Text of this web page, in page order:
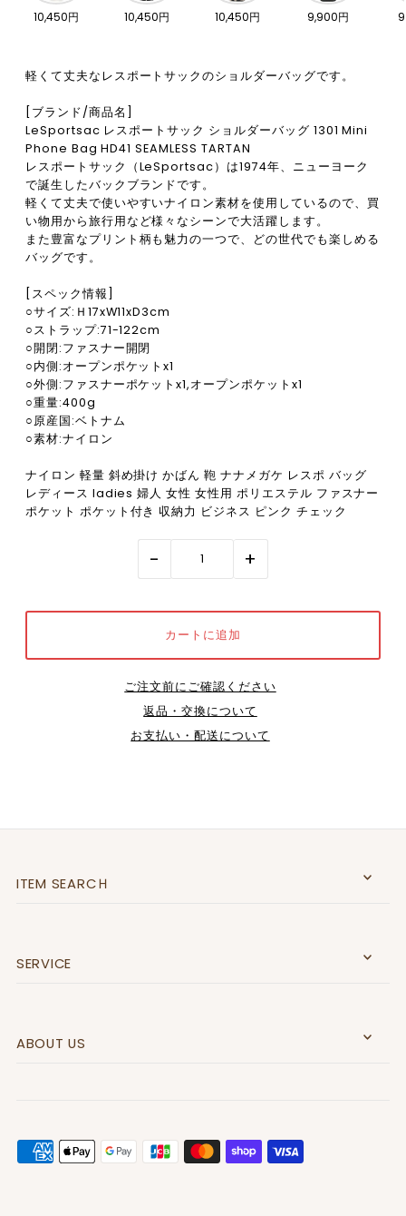
10,450円 10,450円 10,450円 9,900円
軽くて丈夫なレスポートサックのショルダーバッグです。
[ブランド/商品名]
LeSportsac レスポートサック ショルダーバッグ 1301 Mini
Phone Bag HD41 SEAMLESS TARTAN
レスポートサック（LeSportsac）は1974年、ニューヨーク
で誕生したバックブランドです。
軽くて丈夫で使いやすいナイロン素材を使用しているので、買
い物用から旅行用など様々なシーンで大活躍します。
また豊富なプリント柄も魅力の一つで、どの世代でも楽しめる
バッグです。
[スペック情報]
○サイズ:Ｈ17xW11xD3cm
○ストラップ:71-122cm
○開閉:ファスナー開閉
○内側:オープンポケットx1
○外側:ファスナーポケットx1,オープンポケットx1
○重量:400g
○原産国:ベトナム
○素材:ナイロン
ナイロン 軽量 斜め掛け かばん 鞄 ナナメガケ レスポ バッグ
レディース ladies 婦人 女性 女性用 ポリエステル ファスナー
ポケット ポケット付き 収納力 ビジネス ピンク チェック
- +
ご注文前にご確認ください
返品・交換について
お支払い・配送について
ITEM SEARCＨ
SERVICE
ABOUT US